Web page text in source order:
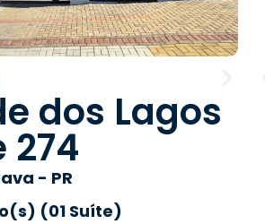
dos Lagos
274
- PR
(01 Suíte)